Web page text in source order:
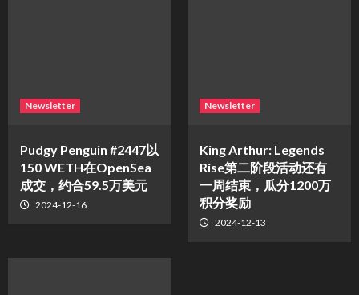
Newsletter
Pudgy Penguin #2447以
150 WETH在OpenSea
成交，约合59.5万美元
2024-12-16
Newsletter
King Arthur: Legends
Rise第二阶段活动还有
一周结束，瓜分1200万
积分奖励
2024-12-13